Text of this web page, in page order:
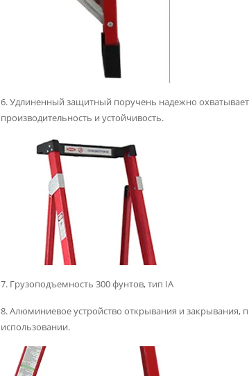
6. Удлиненный защитный поручень надежно
производительность и устойчивость.
7. Грузоподъемность 300 фунтов, тип IA
8. Алюминиевое устройство открывания и
использовании.